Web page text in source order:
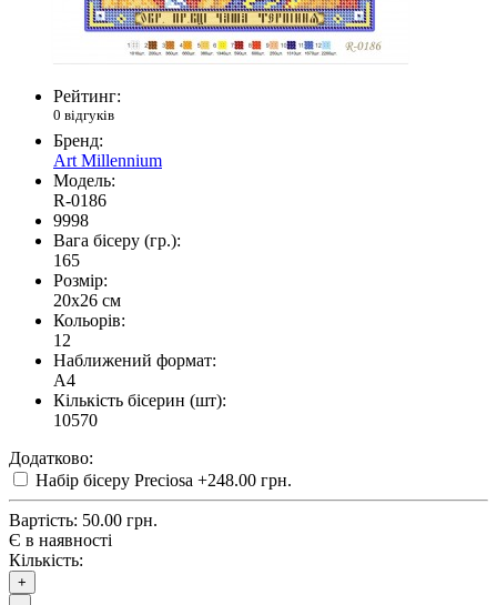
Рейтинг:
0 відгуків
Бренд:
Art Millennium
Модель:
R-0186
9998
Вага бісеру (гр.):
165
Розмір:
20x26 см
Кольорів:
12
Наближений формат:
A4
Кількість бісерин (шт):
10570
Додатково:
Набір бісеру Preciosa +248.00 грн.
Вартість: 50.00 грн.
Є в наявності
Кількість:
+